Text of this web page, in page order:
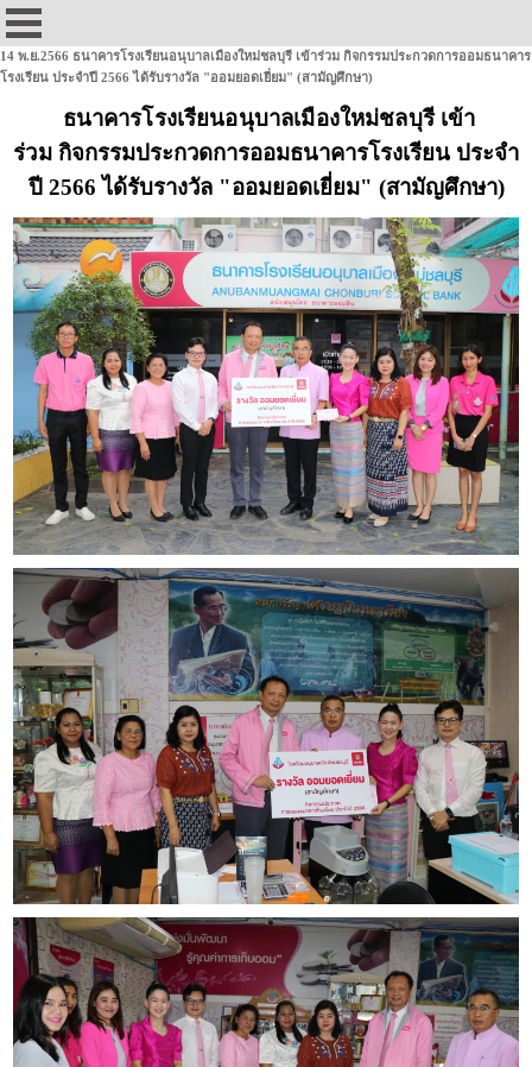
14 พ.ย.2566 ธนาคารโรงเรียนอนุบาลเมืองใหม่ชลบุรี เข้าร่วม กิจกรรมประกวดการออมธนาคาร
โรงเรียน ประจำปี 2566 ได้รับรางวัล "ออมยอดเยี่ยม" (สามัญศึกษา)
ธนาคารโรงเรียนอนุบาลเมืองใหม่ชลบุรี เข้า
ร่วม กิจกรรมประกวดการออมธนาคารโรงเรียน ประจำ
ปี 2566 ได้รับรางวัล "ออมยอดเยี่ยม" (สามัญศึกษา)